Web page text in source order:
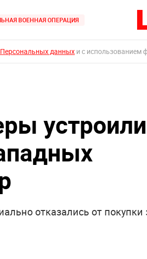
ВОЕННАЯ ОПЕРАЦИЯ
данных и с использованием
устроили
отказались от